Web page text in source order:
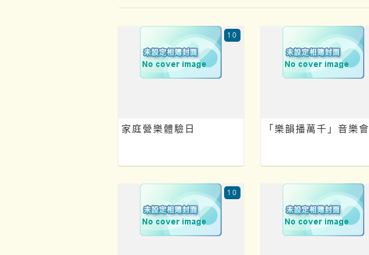
家庭營樂體驗日
10
「樂韻播萬千」音樂會
10